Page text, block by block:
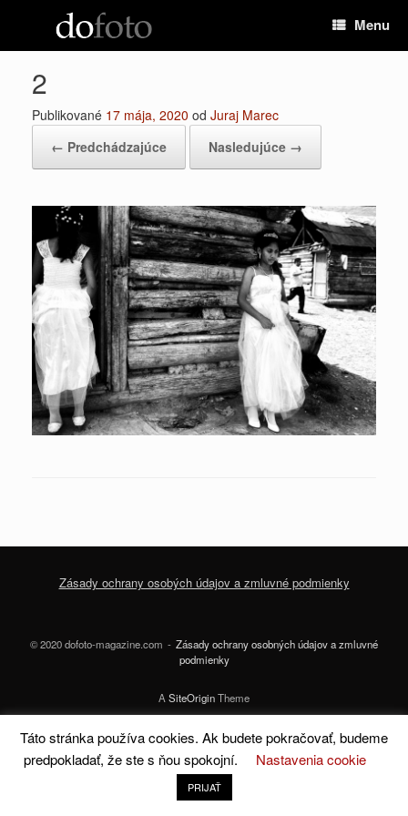
Menu
2
Publikované 17 mája, 2020 od Juraj Marec
← Predchádzajúce
Nasledujúce →
Zásady ochrany osobých údajov a zmluvné podmienky
© 2020 dofoto-magazine.com
Zásady ochrany osobných údajov a zmluvné
podmienky
A SiteOriginTheme
Táto stránka používa cookies. Ak budete pokračovať, budeme
predpokladať, že ste s ňou spokojní.
Nastavenia cookie
PRIJAŤ